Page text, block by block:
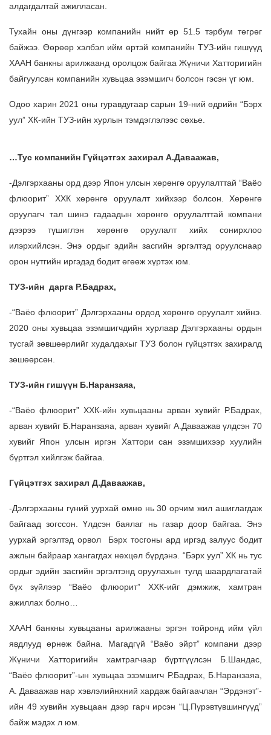
алдагдалтай ажилласан.
Тухайн оны дүнгээр компанийн нийт өр 51.5 тэрбум төгрөг
байжээ. Өөрөөр хэлбэл ийм өртэй компанийн ТУЗ-ийн гишүүд
ХААН банкны арилжаанд оролцож байгаа Жүничи Хатторигийн
байгуулсан компанийн хувьцаа эзэмшигч болсон гэсэн үг юм.
Одоо харин 2021 оны гуравдугаар сарын 19-ний өдрийн “Бэрх
уул” ХК-ийн ТУЗ-ийн хурлын тэмдэглэлээс сөхье.
…Тус компанийн Гүйцэтгэх захирал А.Даваажав,
-Дэлгэрхааны орд дээр Япон улсын хөрөнгө оруулалттай “Ваёо
флюорит” ХХК хөрөнгө оруулалт хийхээр болсон. Хөрөнгө
оруулагч тал шинэ гадаадын хөрөнгө оруулалттай компани
дээрээ түшиглэн хөрөнгө оруулалт хийх сонирхлоо
илэрхийлсэн. Энэ ордыг эдийн засгийн эргэлтэд оруулснаар
орон нутгийн иргэдэд бодит өгөөж хүртэх юм.
ТУЗ-ийн дарга Р.Бадрах,
-“Ваёо флюорит” Дэлгэрхааны ордод хөрөнгө оруулалт хийнэ.
2020 оны хувьцаа эзэмшигчдийн хурлаар Дэлгэрхааны ордын
тусгай зөвшөөрлийг худалдахыг ТУЗ болон гүйцэтгэх захиралд
зөшөөрсөн.
ТУЗ-ийн гишүүн Б.Наранзаяа,
-“Ваёо флюорит” ХХК-ийн хувьцааны арван хувийг Р.Бадрах,
арван хувийг Б.Наранзаяа, арван хувийг А.Даваажав үлдсэн 70
хувийг Япон улсын иргэн Хаттори сан эзэмшихээр хуулийн
бүртгэл хийлгэж байгаа.
Гүйцэтгэх захирал Д.Даваажав,
-Дэлгэрхааны гүний уурхай өмнө нь 30 орчим жил ашиглагдаж
байгаад зогссон. Үлдсэн баялаг нь газар доор байгаа. Энэ
уурхай эргэлтэд орвол Бэрх тосгоны ард иргэд залуус бодит
ажлын байраар хангагдах нөхцөл бүрдэнэ. “Бэрх уул” ХК нь тус
ордыг эдийн засгийн эргэлтэнд оруулахын тулд шаардлагатай
бүх зүйлээр “Ваёо флюорит” ХХК-ийг дэмжиж, хамтран
ажиллах болно…
ХААН банкны хувьцааны арилжааны эргэн тойронд ийм үйл
явдлууд өрнөж байна. Магадгүй “Ваёо эйрт” компани дээр
Жүничи Хатторигийн хамтрагчаар бүртгүүлсэн Б.Шандас,
“Ваёо флюорит”-ын хувьцаа эзэмшигч Р.Бадрах, Б.Наранзаяа,
А. Даваажав нар хэвлэлийнхний хардаж байгаачлан “Эрдэнэт”-
ийн 49 хувийн хувьцаан дээр гарч ирсэн “Ц.Пүрэвтүвшингүүд”
байж мэдэх л юм.